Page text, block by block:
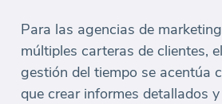
Para las agencias de
múltiples carteras de clientes,
gestión del tiempo se acentúa
que crear informes detallados